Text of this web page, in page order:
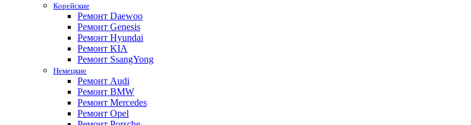
Корейские
Ремонт Daewoo
Ремонт Genesis
Ремонт Hyundai
Ремонт KIA
Ремонт SsangYong
Немецкие
Ремонт Audi
Ремонт BMW
Ремонт Mercedes
Ремонт Opel